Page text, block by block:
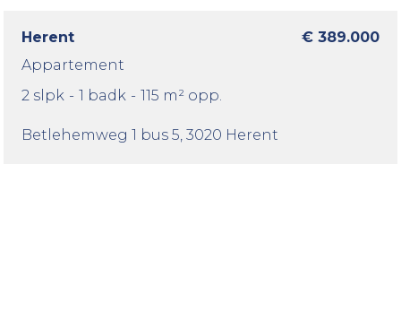
Herent
€ 389.000
Appartement
2 slpk - 1 badk - 115 m² opp.
Betlehemweg 1 bus 5 , 3020 Herent